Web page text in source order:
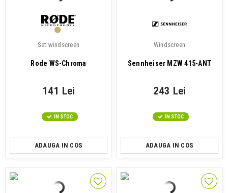
Set windscreen
Rode WS-Chroma
141 Lei
IN STOC
ADAUGA IN COS
Windscreen
Sennheiser MZW 415-ANT
243 Lei
IN STOC
ADAUGA IN COS